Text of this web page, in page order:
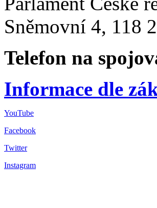
Sněmovní 4, 118
Telefon na
Informace dle
YouTube
Facebook
Twitter
Instagram